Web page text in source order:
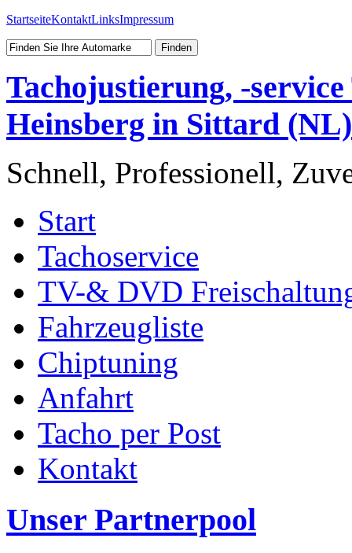
StartseiteKontaktLinksImpressum
Tachojustierung, -
Heinsberg in Sittard (NL)
Schnell, Professionell,
Start
Tachoservice
TV-& DVD
Fahrzeugliste
Chiptuning
Anfahrt
Tacho per Post
Kontakt
Unser Partnerpool